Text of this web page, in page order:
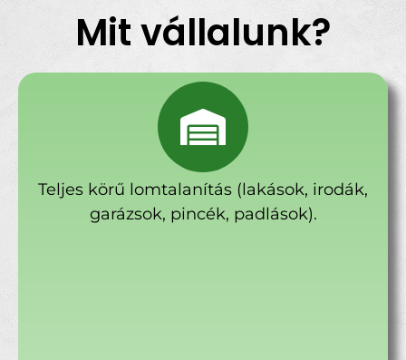
Mit vállalunk?
Teljes körű lomtalanítás (lakások, irodák,
garázsok, pincék, padlások).